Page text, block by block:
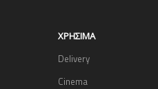
ΧΡΉΣΙΜΑ
Delivery
Cinema